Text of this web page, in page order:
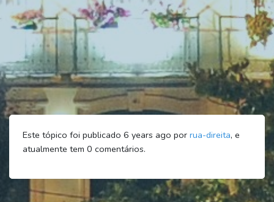
Este tópico foi publicado 6 years ago por rua-direita, e
atualmente tem 0 comentários.